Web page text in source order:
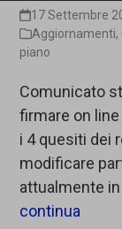
17 Settembre
Aggiornamenti,
piano
Comunicato
firmare on
i 4 quesiti dei
modificare
attualmente
continua